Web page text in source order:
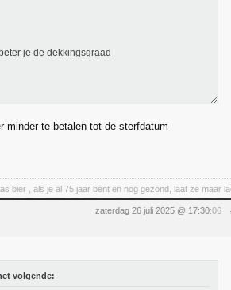
je de dekkingsgraad
minder te betalen tot de sterfdatum
bier , als je al 75 jaar bent en nog gezond, laat ze maar
zaterdag 26 juli 2025 @ 17:30:06
volgende: